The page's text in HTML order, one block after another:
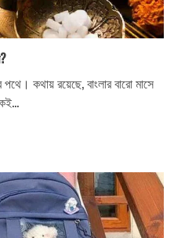
কথায় রয়েছে, বাংলার বারো মাসে